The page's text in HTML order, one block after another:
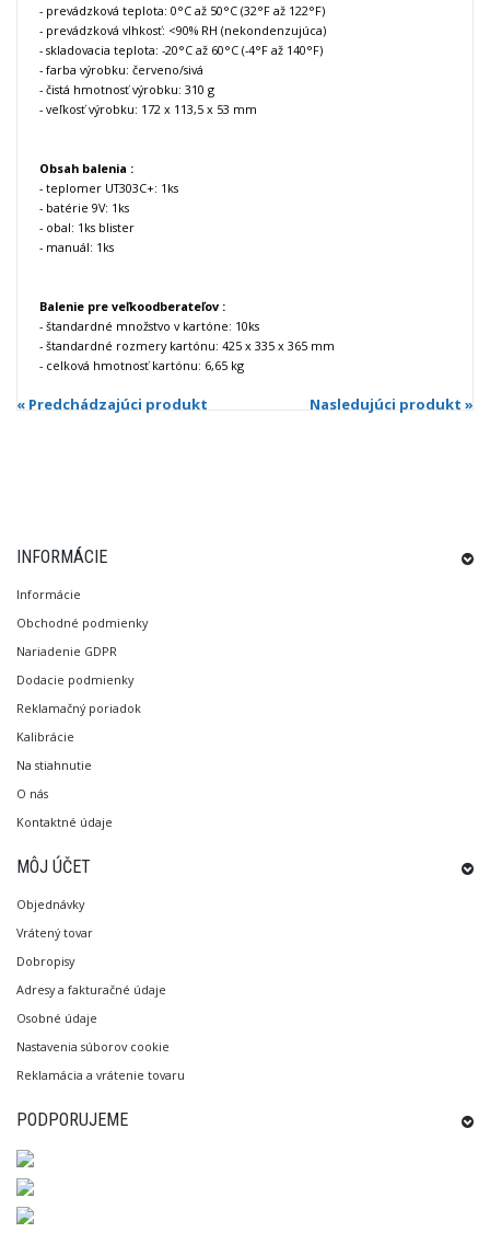
- prevádzková teplota: 0°C až 50°C (32°F až 122°F)
- prevádzková vlhkosť: <90% RH (nekondenzujúca)
- skladovacia teplota: -20°C až 60°C (-4°F až 140°F)
- farba výrobku: červeno/sivá
- čistá hmotnosť výrobku: 310 g
- veľkosť výrobku: 172 x 113,5 x 53 mm
Obsah balenia :
- teplomer UT303C+: 1ks
- batérie 9V: 1ks
- obal: 1ks blister
- manuál: 1ks
Balenie pre veľkoodberateľov :
- štandardné množstvo v kartóne: 10ks
- štandardné rozmery kartónu: 425 x 335 x 365 mm
- celková hmotnosť kartónu: 6,65 kg
« Predchádzajúci produkt Nasledujúci produkt »
INFORMÁCIE
Informácie
Obchodné podmienky
Nariadenie GDPR
Dodacie podmienky
Reklamačný poriadok
Kalibrácie
Na stiahnutie
O nás
Kontaktné údaje
MÔJ ÚČET
Objednávky
Vrátený tovar
Dobropisy
Adresy a fakturačné údaje
Osobné údaje
Nastavenia súborov cookie
Reklamácia a vrátenie tovaru
PODPORUJEME